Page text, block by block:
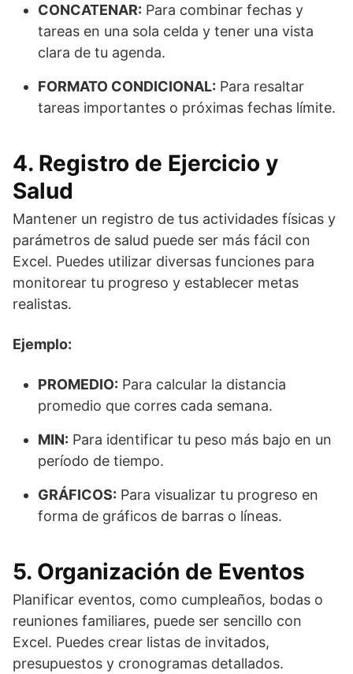
CONCATENAR: Para combinar fechas y
tareas en una sola celda y tener una vista
clara de tu agenda.
FORMATO CONDICIONAL: Para resaltar
tareas importantes o próximas fechas límite.
4. Registro de Ejercicio y
Salud
Mantener un registro de tus actividades físicas y
parámetros de salud puede ser más fácil con
Excel. Puedes utilizar diversas funciones para
monitorear tu progreso y establecer metas
realistas.
Ejemplo:
PROMEDIO: Para calcular la distancia
promedio que corres cada semana.
MIN: Para identificar tu peso más bajo en un
período de tiempo.
GRÁFICOS: Para visualizar tu progreso en
forma de gráficos de barras o líneas.
5. Organización de Eventos
Planificar eventos, como cumpleaños, bodas o
reuniones familiares, puede ser sencillo con
Excel. Puedes crear listas de invitados,
presupuestos y cronogramas detallados.